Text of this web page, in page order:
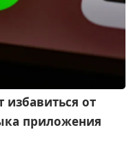
избавиться от
приложения